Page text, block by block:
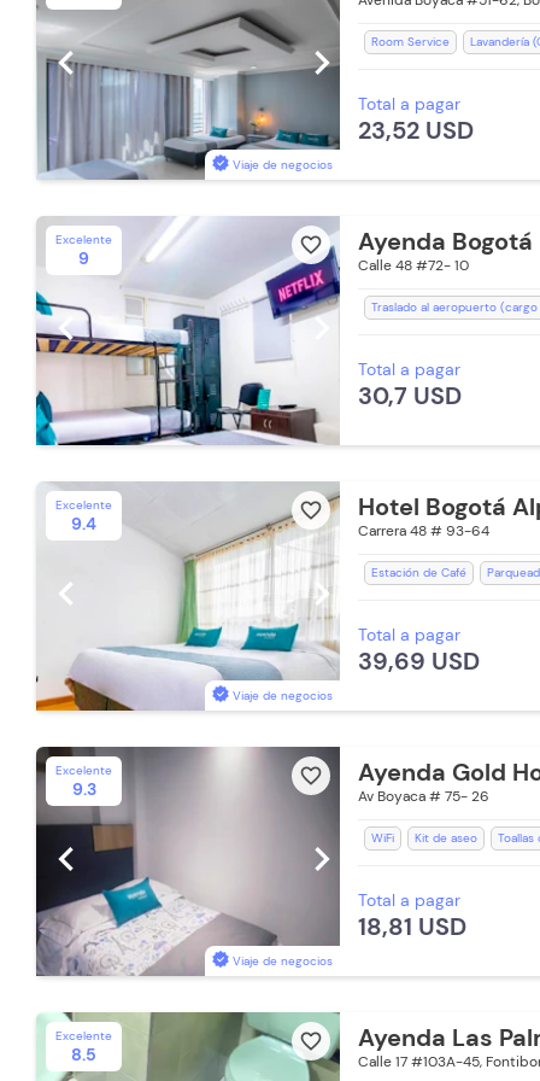
Viaje de negocios
chevron_left chevron_right Room Service Lavandería
Baño Privado
Toallas de cuerpo
Total a pagar
23,52 USD
Excelente
9
favorite_border
chevron_left chevron_right
Ayenda Bogotá
Calle 48 #72- 10
Traslado al aeropuerto
Recepción de 24 horas
Baño Privado
Total a pagar
30,7 USD
Excelente
9.4
favorite_border
Viaje de negocios
chevron_left chevron_right
Hotel Bogotá
Carrera 48 # 93-64
Estación de Café
Espacios Impecables
Toallas de cuerpo
Total a pagar
39,69 USD
Excelente
9.3
favorite_border
Viaje de negocios
chevron_left chevron_right
Ayenda Gold
Av Boyaca # 75- 26
WiFi Kit de aseo
Aceptan Mascotas (Cargo
Ducha
Aceptan Niños
Total a pagar
18,81 USD
Excelente
8.5
favorite_border Ayenda Las
Calle 17 #103A-45,